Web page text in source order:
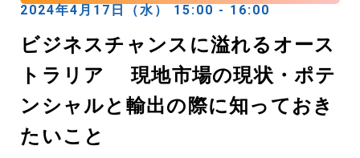
2024年4月17日（水） 15:00 - 16:00
ビジネスチャンスに溢れるオース
トラリア 現地市場の現状・ポテ
ンシャルと輸出の際に知っておき
たいこと